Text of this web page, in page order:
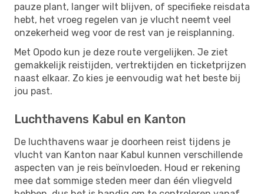
pauze plant, langer wilt blijven, of specifieke reisdata
hebt, het vroeg regelen van je vlucht neemt veel
onzekerheid weg voor de rest van je reisplanning.
Met Opodo kun je deze route vergelijken. Je ziet
gemakkelijk reistijden, vertrektijden en ticketprijzen
naast elkaar. Zo kies je eenvoudig wat het beste bij
jou past.
Luchthavens Kabul en Kanton
De luchthavens waar je doorheen reist tijdens je
vlucht van Kanton naar Kabul kunnen verschillende
aspecten van je reis beïnvloeden. Houd er rekening
mee dat sommige steden meer dan één vliegveld